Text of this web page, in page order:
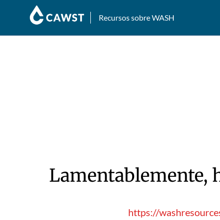
Recursos sobre WASH
Lamentablemente,
https://